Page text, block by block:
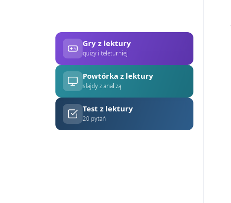
Gry z lektury
quizy i teleturniej
Powtórka z lektury
slajdy z analizą
Test z lektury
20 pytań